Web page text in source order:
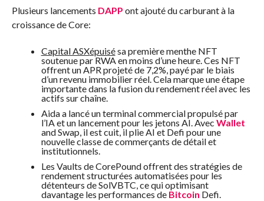
Plusieurs lancements DAPP ont ajouté du carburant à la
croissance de Core:
Capital ASXépuisésa première menthe NFT
soutenue par RWA en moins d’une heure. Ces NFT
offrent un APR projeté de 7,2%, payé par le biais
d’un revenu immobilier réel. Cela marque une étape
importante dans la fusion du rendement réel avec les
actifs sur chaîne.
Aida a lancé un terminal commercial propulsé par
l’IA et un lancement pour les jetons AI. Avec Wallet
and Swap, il est cuit, il plie AI et Defi pour une
nouvelle classe de commerçants de détail et
institutionnels.
Les Vaults de CorePound offrent des stratégies de
rendement structurées automatisées pour les
détenteurs de SolVBTC, ce qui optimisant
davantage les performances de Bitcoin Defi.